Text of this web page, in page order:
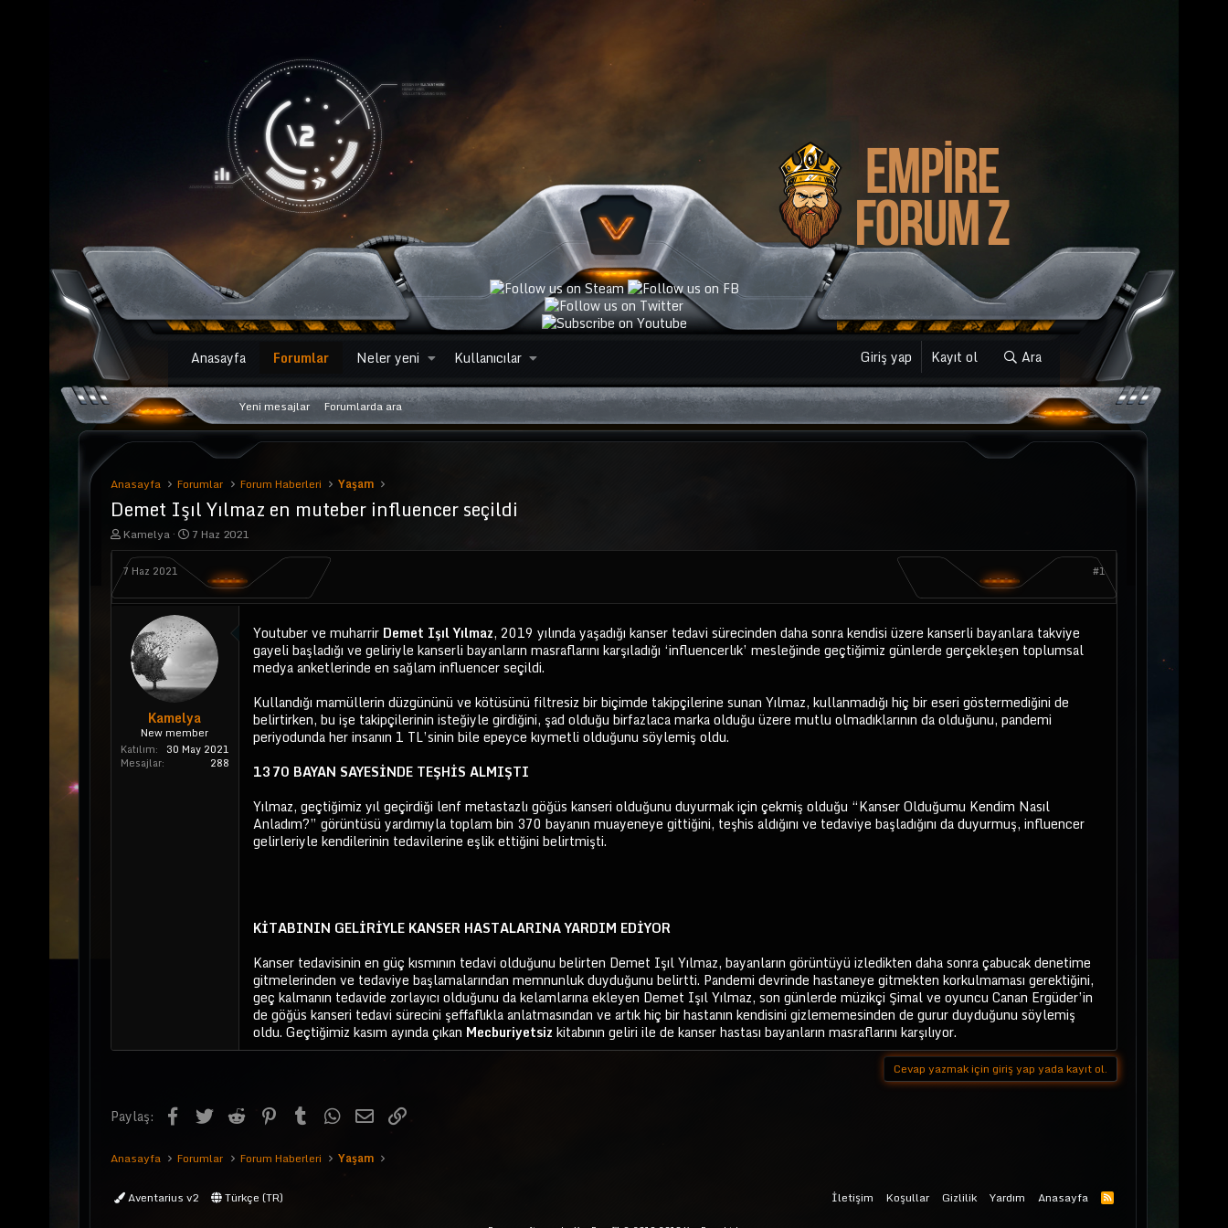
Anasayfa Forumlar Neler yeni Kullanıcılar Giriş yap Kayıt ol Ara
Yeni mesajlar Forumlarda ara
Anasayfa Forumlar Forum Haberleri Yaşam
Demet Işıl Yılmaz en muteber influencer seçildi
K
o
n
u
u
Kamelya
B
a
l
n
g
ı
ç
t
r
h
i
7 Haz 2021
7 Haz 2021 #1
Kamelya
New member
Katılım
30 May 2021
Mesajlar
288
Youtuber ve muharrir Demet Işıl Yılmaz, 2019 yılında yaşadığı kanser tedavi sürecinden daha sonra kendisi üzere kanserli bayanlara takviye
gayeli başladığı ve geliriyle kanserli bayanların masraflarını karşıladığı ‘influencerlık’ mesleğinde geçtiğimiz günlerde gerçekleşen toplumsal
medya anketlerinde en sağlam influencer seçildi.
Kullandığı mamüllerin düzgününü ve kötüsünü filtresiz bir biçimde takipçilerine sunan Yılmaz, kullanmadığı hiç bir eseri göstermediğini de
belirtirken, bu işe takipçilerinin isteğiyle girdiğini, şad olduğu birfazlaca marka olduğu üzere mutlu olmadıklarının da olduğunu, pandemi
periyodunda her insanın 1 TL’sinin bile epeyce kıymetli olduğunu söylemiş oldu.
1370 BAYAN SAYESİNDE TEŞHİS ALMIŞTI
Yılmaz, geçtiğimiz yıl geçirdiği lenf metastazlı göğüs kanseri olduğunu duyurmak için çekmiş olduğu “Kanser Olduğumu Kendim Nasıl
Anladım?” görüntüsü yardımıyla toplam bin 370 bayanın muayeneye gittiğini, teşhis aldığını ve tedaviye başladığını da duyurmuş, influencer
gelirleriyle kendilerinin tedavilerine eşlik ettiğini belirtmişti.
KİTABININ GELİRİYLE KANSER HASTALARINA YARDIM EDİYOR
Kanser tedavisinin en güç kısmının tedavi olduğunu belirten Demet Işıl Yılmaz, bayanların görüntüyü izledikten daha sonra çabucak denetime
gitmelerinden ve tedaviye başlamalarından memnunluk duyduğunu belirtti. Pandemi devrinde hastaneye gitmekten korkulmaması gerektiğini,
geç kalmanın tedavide zorlayıcı olduğunu da kelamlarına ekleyen Demet Işıl Yılmaz, son günlerde müzikçi Şimal ve oyuncu Canan Ergüder’in
de göğüs kanseri tedavi sürecini şeffaflıkla anlatmasından ve artık hiç bir hastanın kendisini gizlememesinden de gurur duyduğunu söylemiş
oldu. Geçtiğimiz kasım ayında çıkan Mecburiyetsiz kitabının geliri ile de kanser hastası bayanların masraflarını karşılıyor.
Cevap yazmak için giriş yap yada kayıt ol.
Paylaş: Facebook
TwitterReddit PinterestTumblr WhatsApp
E-postaLink
Anasayfa Forumlar Forum Haberleri Yaşam
Aventarius v2 Türkçe (TR) İletişim Koşullar Gizlilik Yardım Anasayfa